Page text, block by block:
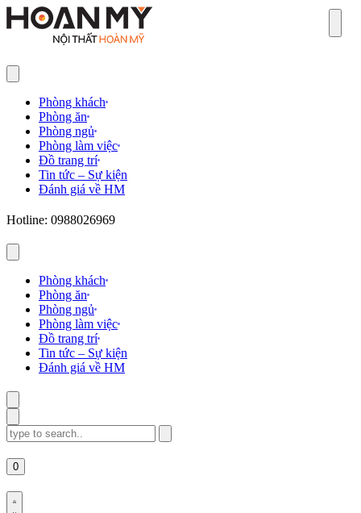
Phòng khách
Phòng ăn
Phòng ngủ
Phòng làm việc
Đồ trang trí
Tin tức – Sự kiện
Đánh giá về HM
Hotline: 0988026969
Phòng khách
Phòng ăn
Phòng ngủ
Phòng làm việc
Đồ trang trí
Tin tức – Sự kiện
Đánh giá về HM
Search
for:
0